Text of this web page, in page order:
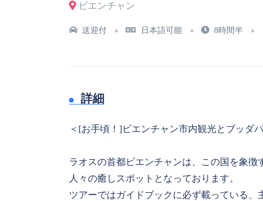
ビエンチャン
送迎付 日本語可能 8時間半
詳細
＜[お手頃！]ビエンチャン市内観光とブッダ
ラオスの首都ビエンチャンは、この国を象
人々の癒しスポットとなっております。
ツアーではガイドブックに必ず載っている、